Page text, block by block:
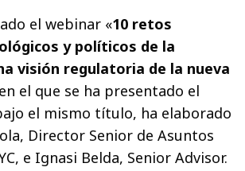
el webinar «10 retos
y políticos de la
visión regulatoria de la nueva
el que se ha presentado el
el mismo título, ha elaborado
Director Senior de Asuntos
e Ignasi Belda, Senior Advisor.